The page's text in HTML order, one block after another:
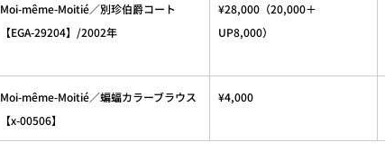
Moi-même-Moitié／別珍伯爵コート
【EGA-29204】/2002年
¥28,000（20,000＋
UP8,000）
Moi-même-Moitié／蝙蝠カラーブラウス
【x-00506】
¥4,000